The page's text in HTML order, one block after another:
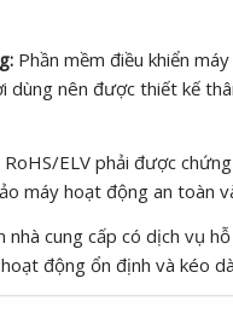
Phần mềm điều khiển
dùng nên được thiết kế
ELV phải được
máy hoạt động an toàn
nhà cung cấp có dịch vụ
động ổn định và kéo